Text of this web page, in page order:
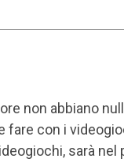
non abbiano
fare con i
sarà nel